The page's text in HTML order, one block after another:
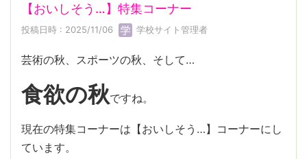
【おいしそう…】特集コーナー
投稿日時 : 2025/11/06 学校サイト管理者
芸術の秋、スポーツの秋、そして…
食欲の秋ですね。
現在の特集コーナーは【おいしそう…】コーナーにし
ています。